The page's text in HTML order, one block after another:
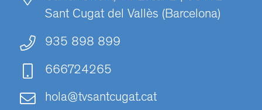
Sant Cugat del Vallès (Barcelona)
935 898 899
666724265
hola@tvsantcugat.cat